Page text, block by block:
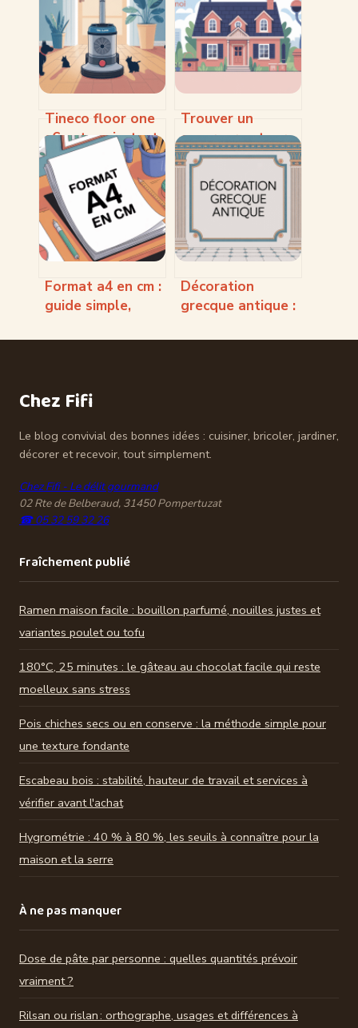
Tineco floor one
s6 pet : avis, test
complet et guide
d’achat
Trouver un
couvreur autour
de moi : le guide
pour choisir sans
se tromper
Format a4 en cm :
guide simple,
usages pratiques
Décoration
grecque antique :
inspirations pour
Chez Fifi
Le blog convivial des bonnes idées : cuisiner, bricoler, jardiner,
décorer et recevoir, tout simplement.
Chez Fifi - Le délit gourmand
02 Rte de Belberaud, 31450 Pompertuzat
☎ 05 32 59 32 26
Fraîchement publié
Ramen maison facile : bouillon parfumé, nouilles justes et
variantes poulet ou tofu
180°C, 25 minutes : le gâteau au chocolat facile qui reste
moelleux sans stress
Pois chiches secs ou en conserve : la méthode simple pour
une texture fondante
Escabeau bois : stabilité, hauteur de travail et services à
vérifier avant l'achat
Hygrométrie : 40 % à 80 %, les seuils à connaître pour la
maison et la serre
À ne pas manquer
Dose de pâte par personne : quelles quantités prévoir
vraiment ?
Rilsan ou rislan : orthographe, usages et différences à